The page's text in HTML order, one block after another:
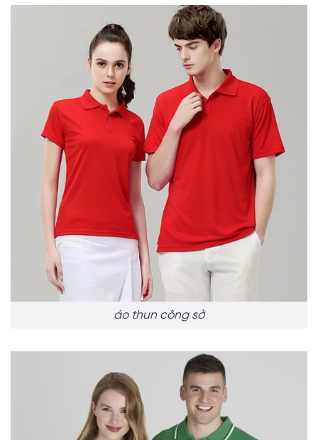
áo thun công sở